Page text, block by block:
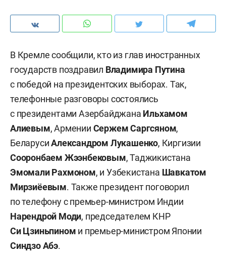
В Кремле сообщили, кто из глав иностранных
государств поздравил Владимира Путина
с победой на президентских выборах. Так,
телефонные разговоры состоялись
с президентами Азербайджана Ильхамом
Алиевым, Армении Сержем Саргсяном,
БеларусиАлександром Лукашенко, Киргизии
Сооронбаем Жээнбековым, Таджикистана
Эмомали Рахмоном, и Узбекистана Шавкатом
Мирзиёевым. Также президент поговорил
по телефону с премьер-министром Индии
Нарендрой Моди, председателем КНР
Си Цзиньпином и премьер-министром Японии
Синдзо Абэ.